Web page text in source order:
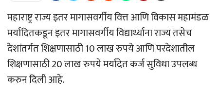
महाराष्ट्र राज्य इतर मागासवर्गीय वित्त आणि विकास महामंडळ
मर्यादितकडून इतर मागासवर्गीय विद्यार्थ्यांना राज्य तसेच
देशांतर्गत शिक्षणासाठी 10 लाख रुपये आणि परदेशातील
शिक्षणासाठी 20 लाख रुपये मर्यादेत कर्ज सुविधा उपलब्ध
करुन दिली आहे.